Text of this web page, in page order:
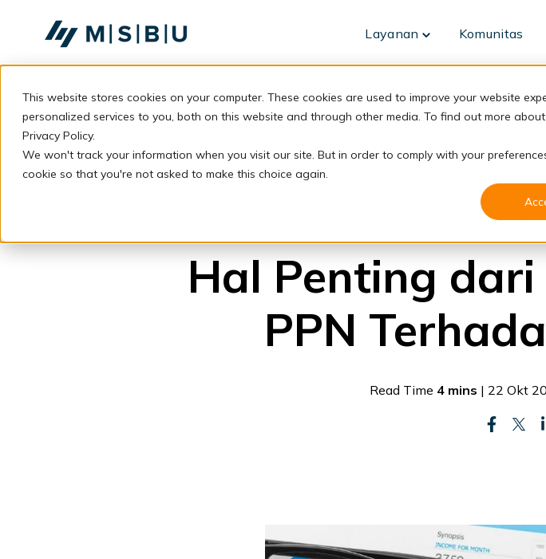
This website stores cookies on your computer. These cookies are used to improve your website
personalized services to you, both on this website and through other media. To find out more
Privacy Policy.
We won't track your information when you visit our site. But in order to comply with your
cookie so that you're not asked to make this choice again.
Layanan
Toggle Komunitas
karyawan dan PPN pajak
PPN pada karyawan|
Hal Penting
PPN
Read Time 4 mins | 22 Okt